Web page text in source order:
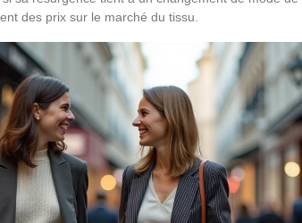
des prix sur le marché du tissu.